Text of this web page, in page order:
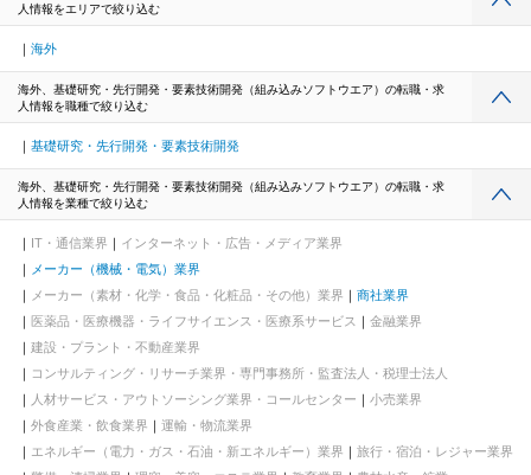
人情報をエリアで絞り込む
海外
海外、基礎研究・先行開発・要素技術開発（組み込みソフトウエア）の転職・求
人情報を職種で絞り込む
基礎研究・先行開発・要素技術開発
海外、基礎研究・先行開発・要素技術開発（組み込みソフトウエア）の転職・求
人情報を業種で絞り込む
IT・通信業界
インターネット・広告・メディア業界
メーカー（機械・電気）業界
メーカー（素材・化学・食品・化粧品・その他）業界
商社業界
医薬品・医療機器・ライフサイエンス・医療系サービス
金融業界
建設・プラント・不動産業界
コンサルティング・リサーチ業界・専門事務所・監査法人・税理士法人
人材サービス・アウトソーシング業界・コールセンター
小売業界
外食産業・飲食業界
運輸・物流業界
エネルギー（電力・ガス・石油・新エネルギー）業界
旅行・宿泊・レジャー業界